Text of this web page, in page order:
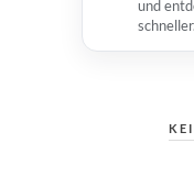
und
schneller.